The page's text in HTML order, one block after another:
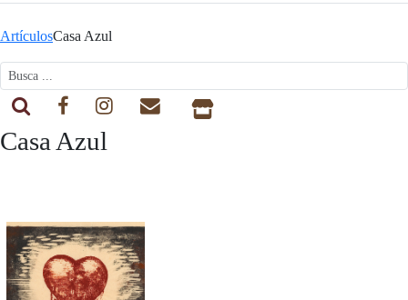
ArtículosCasa Azul
Casa Azul